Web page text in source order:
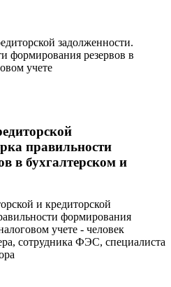
задолженности.
формирования резервов в
учете
правильности
в бухгалтерском и
и кредиторской
формирования
учете - человек
сотрудника ФЭС, специалиста